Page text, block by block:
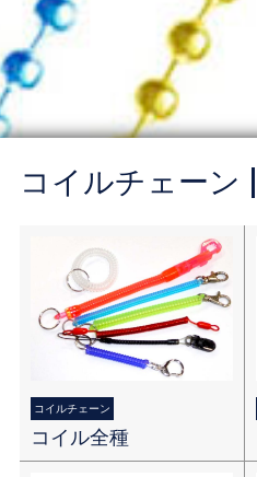
コイルチェーン
コイルチェーン
コイル全種